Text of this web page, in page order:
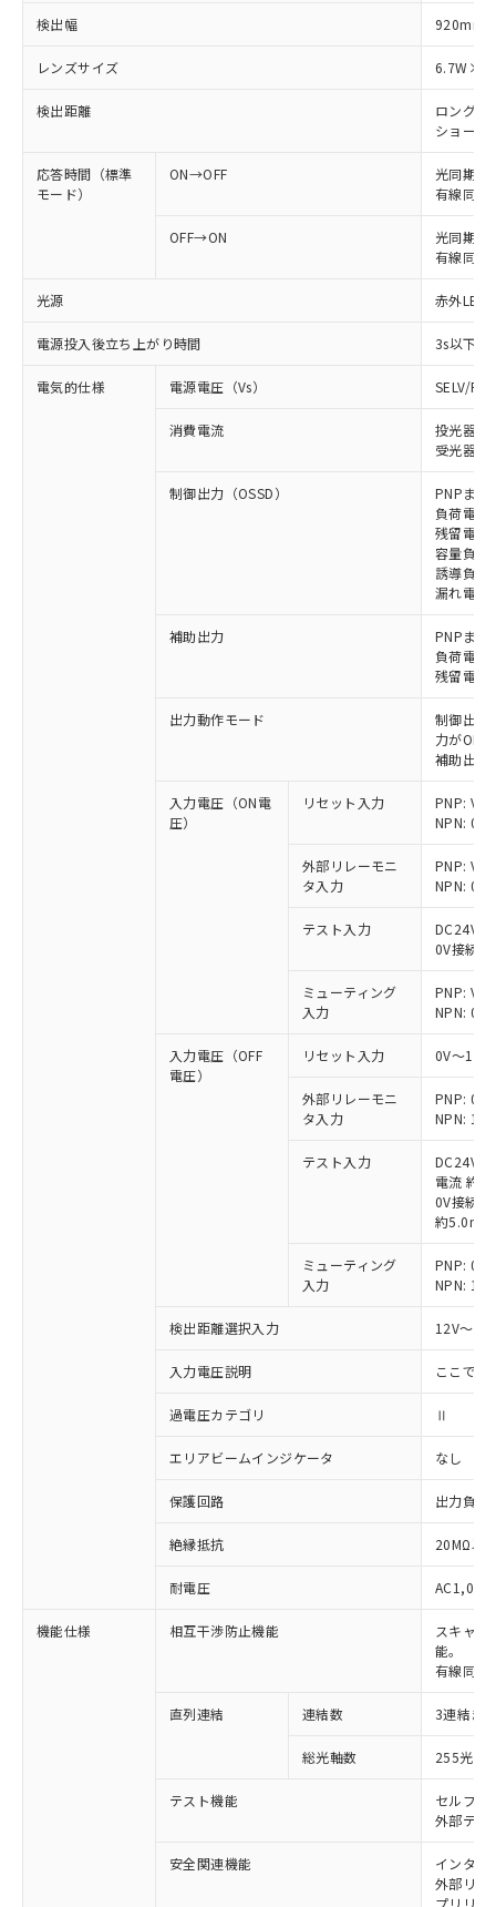
検出幅 920mm
レンズサイズ
検出距離
ロング
ショート
応答時間（標準
モード）
ON→OFF
光同期:
有線同期
OFF→ON
光同期:
有線同期
光源 赤外LED
電源投入後立ち上がり時間 3s以下
電気的仕様 電源電圧（Vs） SELV/
消費電流
投光器:
受光器:
制御出力（OSSD）
PNPまた
負荷電流
残留電圧
容量負荷
誘導負荷
漏れ電流
補助出力
PNPまた
負荷電流
残留電圧
出力動作モード
制御出力
力がON)
補助出力
入力電圧（ON電
圧）
リセット入力
PNP: Vs-
NPN: 0
外部リレーモニ
タ入力
PNP: Vs-
NPN: 0
テスト入力
DC24V
0V接続
ミューティング
入力
PNP: Vs-
NPN: 0
入力電圧（OFF
電圧）
リセット入力 0V～1/
外部リレーモニ
タ入力
PNP: 0V
NPN: 1/
テスト入力
DC24V
電流 約
0V接続
約5.0mA
ミューティング
入力
PNP: 0V
NPN: 1/
検出距離選択入力 12V～Vs
入力電圧説明 ここでの
過電圧カテゴリ Ⅱ
エリアビームインジケータ なし
保護回路 出力負荷
絶縁抵抗 20MΩ以
耐電圧
機能仕様 相互干渉防止機能
スキャ
能。
有線同期
直列連結 連結数 3連結ま
総光軸数 255光軸
テスト機能
セルフテ
外部テス
安全関連機能
インター
外部リレ
プリリセ
ご利用条件
※1 対応状況
対応済み：EU RoHS指令（10物質）の
非含有に対応した製品が提供可能な商品で
有に対応した製品に切り替える予定のある